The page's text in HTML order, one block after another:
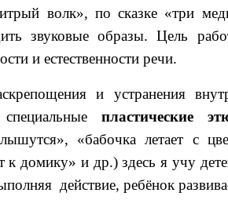
волк», по сказке «три
звуковые образы. Цель
и естественности речи.
и устранения
пластические
«бабочка летает с
к домику» и др.) здесь я учу
действие, ребёнок